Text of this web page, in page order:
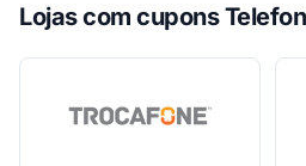
Lojas com cupons